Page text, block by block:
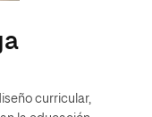
curricular,